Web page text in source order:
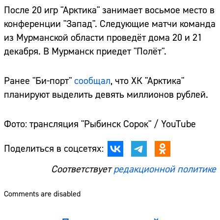
После 20 игр "Арктика" занимает восьмое место в
конференции "Запад". Следующие матчи команда
из Мурманской области проведёт дома 20 и 21
декабря. В Мурманск приедет "Полёт".
Ранее "Би-порт" сообщал, что ХК "Арктика"
планируют выделить девять миллионов рублей.
Фото: трансляция "Рыбинск Сорок" / YouTube
Поделиться в соцсетях:
Соответствуетредакционной политике
Comments are disabled